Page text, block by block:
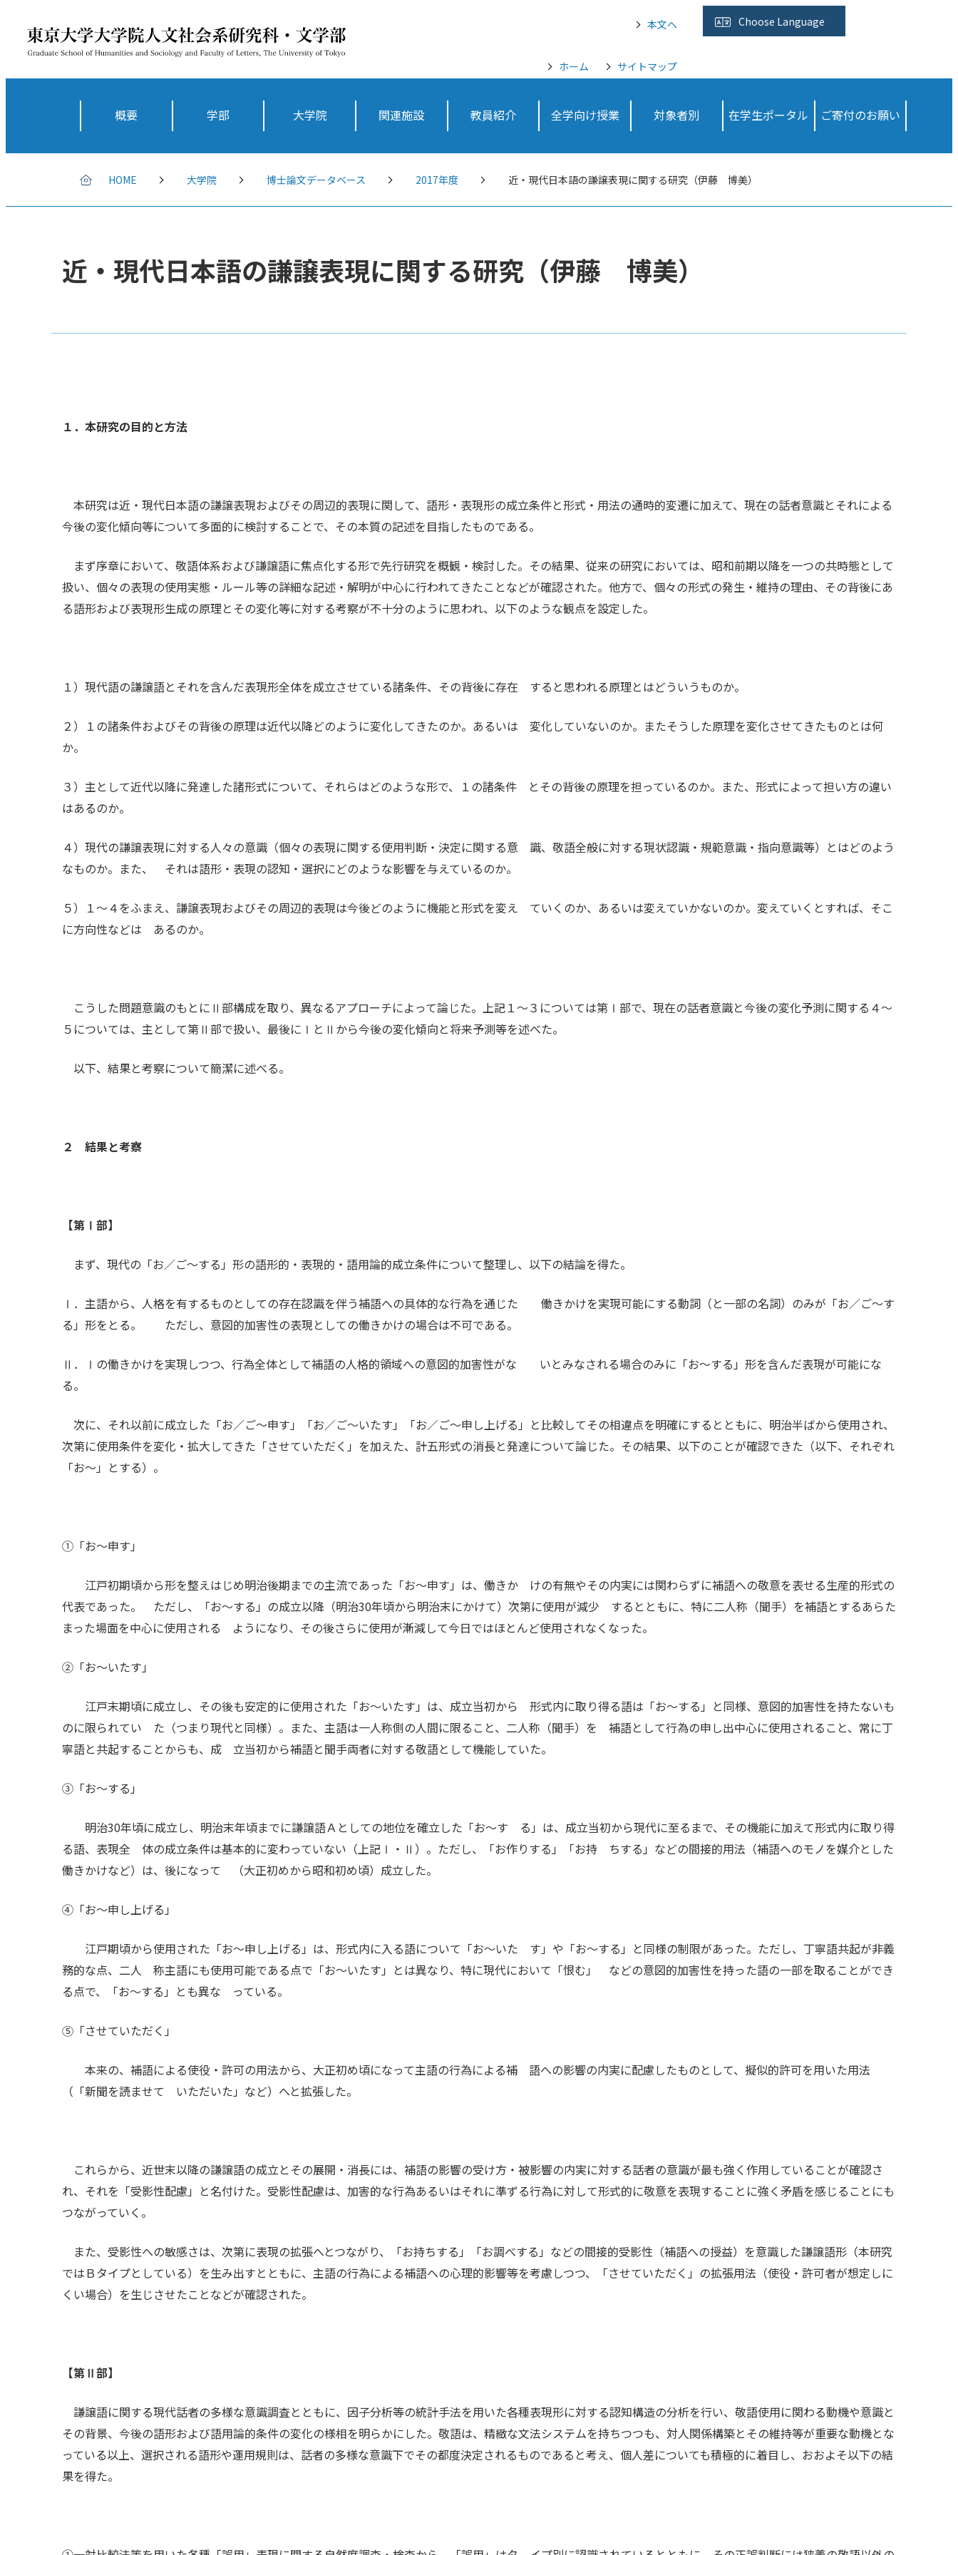
本文へ Choose Language
ホーム サイトマップ
概要 学部 大学院 関連施設 教員紹介 全学向け授業 対象者別 在学生ポータル ご寄付のお願い
HOME 大学院 博士論文データベース 2017年度 近・現代日本語の謙譲表現に関する研究（伊藤 博美）
近・現代日本語の謙譲表現に関する研究（伊藤 博美）
１．本研究の目的と方法
本研究は近・現代日本語の謙譲表現およびその周辺的表現に関して、語形・表現形の成立条件と形式・用法の通時的変遷に加えて、現在の話者意識とそれによる
今後の変化傾向等について多面的に検討することで、その本質の記述を目指したものである。
まず序章において、敬語体系および謙譲語に焦点化する形で先行研究を概観・検討した。その結果、従来の研究においては、昭和前期以降を一つの共時態として
扱い、個々の表現の使用実態・ルール等の詳細な記述・解明が中心に行われてきたことなどが確認された。他方で、個々の形式の発生・維持の理由、その背後にあ
る語形および表現形生成の原理とその変化等に対する考察が不十分のように思われ、以下のような観点を設定した。
１）現代語の謙譲語とそれを含んだ表現形全体を成立させている諸条件、その背後に存在 すると思われる原理とはどういうものか。
２）１の諸条件およびその背後の原理は近代以降どのように変化してきたのか。あるいは 変化していないのか。またそうした原理を変化させてきたものとは何
か。
３）主として近代以降に発達した諸形式について、それらはどのような形で、１の諸条件 とその背後の原理を担っているのか。また、形式によって担い方の違い
はあるのか。
４）現代の謙譲表現に対する人々の意識（個々の表現に関する使用判断・決定に関する意 識、敬語全般に対する現状認識・規範意識・指向意識等）とはどのよう
なものか。また、 それは語形・表現の認知・選択にどのような影響を与えているのか。
５）１～４をふまえ、謙譲表現およびその周辺的表現は今後どのように機能と形式を変え ていくのか、あるいは変えていかないのか。変えていくとすれば、そこ
に方向性などは あるのか。
こうした問題意識のもとにⅡ部構成を取り、異なるアプローチによって論じた。上記１～３については第Ⅰ部で、現在の話者意識と今後の変化予測に関する４～
５については、主として第Ⅱ部で扱い、最後にⅠとⅡから今後の変化傾向と将来予測等を述べた。
以下、結果と考察について簡潔に述べる。
２ 結果と考察
【第Ⅰ部】
まず、現代の「お／ご～する」形の語形的・表現的・語用論的成立条件について整理し、以下の結論を得た。
Ⅰ．主語から、人格を有するものとしての存在認識を伴う補語への具体的な行為を通じた 働きかけを実現可能にする動詞（と一部の名詞）のみが「お／ご～す
る」形をとる。 ただし、意図的加害性の表現としての働きかけの場合は不可である。
Ⅱ．Ⅰの働きかけを実現しつつ、行為全体として補語の人格的領域への意図的加害性がな いとみなされる場合のみに「お～する」形を含んだ表現が可能にな
る。
次に、それ以前に成立した「お／ご～申す」「お／ご～いたす」「お／ご～申し上げる」と比較してその相違点を明確にするとともに、明治半ばから使用され、
次第に使用条件を変化・拡大してきた「させていただく」を加えた、計五形式の消長と発達について論じた。その結果、以下のことが確認できた（以下、それぞれ
「お～」とする）。
①「お～申す」
江戸初期頃から形を整えはじめ明治後期までの主流であった「お～申す」は、働きか けの有無やその内実には関わらずに補語への敬意を表せる生産的形式の
代表であった。 ただし、「お～する」の成立以降（明治30年頃から明治末にかけて）次第に使用が減少 するとともに、特に二人称（聞手）を補語とするあらた
まった場面を中心に使用される ようになり、その後さらに使用が漸減して今日ではほとんど使用されなくなった。
②「お～いたす」
江戸末期頃に成立し、その後も安定的に使用された「お～いたす」は、成立当初から 形式内に取り得る語は「お～する」と同様、意図的加害性を持たないも
のに限られてい た（つまり現代と同様）。また、主語は一人称側の人間に限ること、二人称（聞手）を 補語として行為の申し出中心に使用されること、常に丁
寧語と共起することからも、成 立当初から補語と聞手両者に対する敬語として機能していた。
③「お～する」
明治30年頃に成立し、明治末年頃までに謙譲語Ａとしての地位を確立した「お～す る」は、成立当初から現代に至るまで、その機能に加えて形式内に取り得
る語、表現全 体の成立条件は基本的に変わっていない（上記Ⅰ・Ⅱ）。ただし、「お作りする」「お持 ちする」などの間接的用法（補語へのモノを媒介とした
働きかけなど）は、後になって （大正初めから昭和初め頃）成立した。
④「お～申し上げる」
江戸期頃から使用された「お～申し上げる」は、形式内に入る語について「お～いた す」や「お～する」と同様の制限があった。ただし、丁寧語共起が非義
務的な点、二人 称主語にも使用可能である点で「お～いたす」とは異なり、特に現代において「恨む」 などの意図的加害性を持った語の一部を取ることができ
る点で、「お～する」とも異な っている。
⑤「させていただく」
本来の、補語による使役・許可の用法から、大正初め頃になって主語の行為による補 語への影響の内実に配慮したものとして、擬似的許可を用いた用法
（「新聞を読ませて いただいた」など）へと拡張した。
これらから、近世末以降の謙譲語の成立とその展開・消長には、補語の影響の受け方・被影響の内実に対する話者の意識が最も強く作用していることが確認さ
れ、それを「受影性配慮」と名付けた。受影性配慮は、加害的な行為あるいはそれに準ずる行為に対して形式的に敬意を表現することに強く矛盾を感じることにも
つながっていく。
また、受影性への敏感さは、次第に表現の拡張へとつながり、「お持ちする」「お調べする」などの間接的受影性（補語への授益）を意識した謙譲語形（本研究
ではＢタイプとしている）を生み出すとともに、主語の行為による補語への心理的影響等を考慮しつつ、「させていただく」の拡張用法（使役・許可者が想定しに
くい場合）を生じさせたことなどが確認された。
【第Ⅱ部】
謙譲語に関する現代話者の多様な意識調査とともに、因子分析等の統計手法を用いた各種表現形に対する認知構造の分析を行い、敬語使用に関わる動機や意識と
その背景、今後の語形および語用論的条件の変化の様相を明らかにした。敬語は、精緻な文法システムを持ちつつも、対人関係構築とその維持等が重要な動機とな
っている以上、選択される語形や運用規則は、話者の多様な意識下でその都度決定されるものであると考え、個人差についても積極的に着目し、おおよそ以下の結
果を得た。